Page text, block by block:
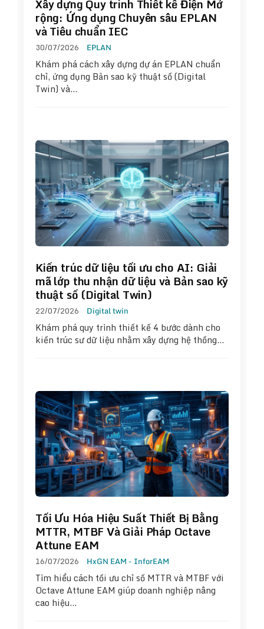
Xây dựng Quy trình Thiết kế Điện Mở
rộng: Ứng dụng Chuyên sâu EPLAN
và Tiêu chuẩn IEC
30/07/2026 EPLAN
Khám phá cách xây dựng dự án EPLAN chuẩn
chỉ, ứng dụng Bản sao kỹ thuật số (Digital
Twin) và…
Kiến trúc dữ liệu tối ưu cho AI: Giải
mã lớp thu nhận dữ liệu và Bản sao kỹ
thuật số (Digital Twin)
22/07/2026 Digital twin
Khám phá quy trình thiết kế 4 bước dành cho
kiến trúc sư dữ liệu nhằm xây dựng hệ thống…
Tối Ưu Hóa Hiệu Suất Thiết Bị Bằng
MTTR, MTBF Và Giải Pháp Octave
Attune EAM
16/07/2026 HxGN EAM - InforEAM
Tìm hiểu cách tối ưu chỉ số MTTR và MTBF với
Octave Attune EAM giúp doanh nghiệp nâng
cao hiệu…